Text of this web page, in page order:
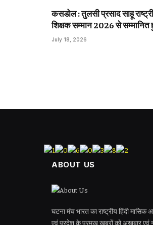
कसडोल : तुलसी प्रसाद साहू
शिक्षक सम्मान 2026 से सम्मानित
July 18, 2026
ABOUT US
घटना मंच भारत का राष्ट्रीय हिंदी
एवं प्रदेश के प्रमुख खबरों को अखबार एवं